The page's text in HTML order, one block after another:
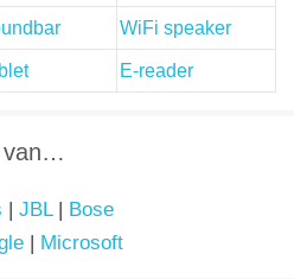
WiFi speaker
E-reader
van…
| JBL| Bose
| Microsoft